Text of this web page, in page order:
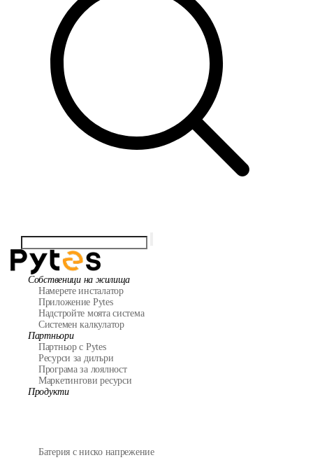
Собственици на жилища
Намерете инсталатор
Приложение Pytes
Надстройте моята система
Системен калкулатор
Партньори
Партньор с Pytes
Ресурси за дилъри
Програма за лоялност
Маркетингови ресурси
Продукти
Батерия с ниско напрежение